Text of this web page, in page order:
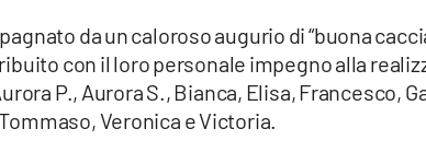
da un caloroso augurio di “buona
con il loro personale impegno alla
P., Aurora S., Bianca, Elisa, Francesco,
Veronica e Victoria.